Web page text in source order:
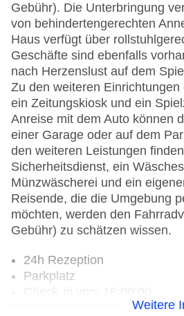
Gebühr). Die Unterbringung
von behindertengerechten
Haus verfügt über
Geschäfte sind ebenfalls
nach Herzenslust auf dem
Zu den weiteren
ein Zeitungskiosk und ein
Anreise mit dem Auto können
einer Garage oder auf dem
den weiteren Leistungen
Sicherheitsdienst, ein
Münzwäscherei und ein
Reisende, die die Umgebung
möchten, werden den
Gebühr) zu schätzen wissen.
24h Rezeption
Parkplatz
Check-out bis: 12:00:00
Weitere